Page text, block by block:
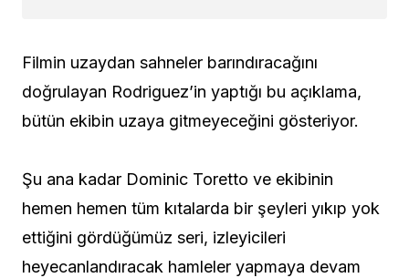
Filmin uzaydan sahneler barındıracağını
doğrulayan Rodriguez’in yaptığı bu açıklama,
bütün ekibin uzaya gitmeyeceğini gösteriyor.
Şu ana kadar Dominic Toretto ve ekibinin
hemen hemen tüm kıtalarda bir şeyleri yıkıp yok
ettiğini gördüğümüz seri, izleyicileri
heyecanlandıracak hamleler yapmaya devam